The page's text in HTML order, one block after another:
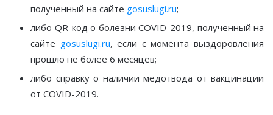
полученный на сайте gosuslugi.ru;
либо QR-код о болезни COVID-2019, полученный на
сайте gosuslugi.ru, если с момента выздоровления
прошло не более 6 месяцев;
либо справку о наличии медотвода от вакцинации
от COVID-2019.